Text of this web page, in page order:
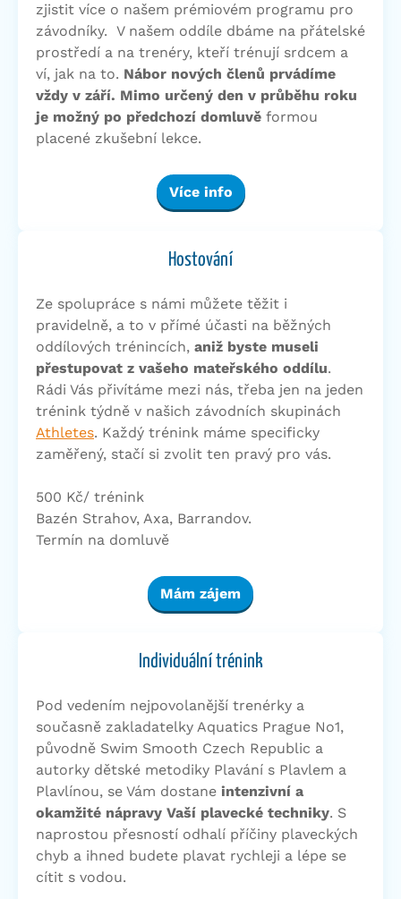
zjistit více o našem prémiovém programu pro
závodníky. V našem oddíle dbáme na přátelské
prostředí a na trenéry, kteří trénují srdcem a
ví, jak na to. Nábor nových členů prvádíme
vždy v září. Mimo určený den v průběhu roku
je možný po předchozí domluvě formou
placené zkušební lekce.
Více info
Hostování
Ze spolupráce s námi můžete těžit i
pravidelně, a to v přímé účasti na běžných
oddílových trénincích, aniž byste museli
přestupovat z vašeho mateřského oddílu.
Rádi Vás přivítáme mezi nás, třeba jen na jeden
trénink týdně v našich závodních skupinách
Athletes. Každý trénink máme specificky
zaměřený, stačí si zvolit ten pravý pro vás.
500 Kč/ trénink
Bazén Strahov, Axa, Barrandov.
Termín na domluvě
Mám zájem
Individuální trénink
Pod vedením nejpovolanější trenérky a
současně zakladatelky Aquatics Prague No1,
původně Swim Smooth Czech Republic a
autorky dětské metodiky Plavání s Plavlem a
Plavlínou, se Vám dostane intenzivní a
okamžité nápravy Vaší plavecké techniky. S
naprostou přesností odhalí příčiny plaveckých
chyb a ihned budete plavat rychleji a lépe se
cítit s vodou.